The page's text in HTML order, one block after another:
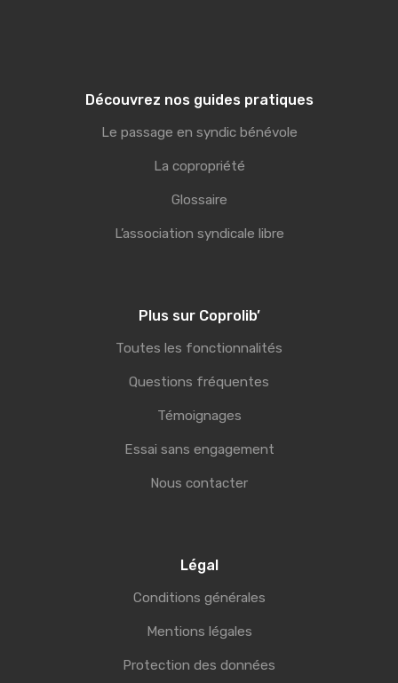
Découvrez nos guides pratiques
Le passage en syndic bénévole
La copropriété
Glossaire
L’association syndicale libre
Plus sur Coprolib’
Toutes les fonctionnalités
Questions fréquentes
Témoignages
Essai sans engagement
Nous contacter
Légal
Conditions générales
Mentions légales
Protection des données